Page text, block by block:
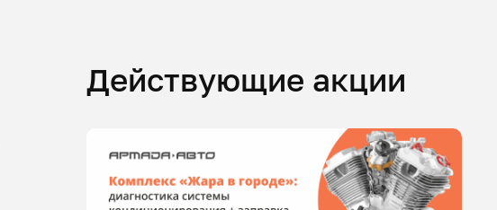
Действующие акции